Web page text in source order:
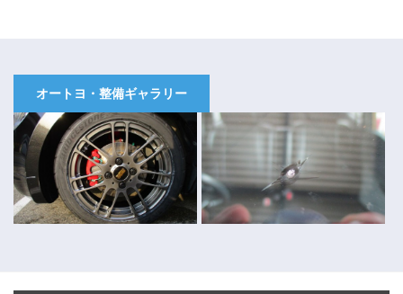
オートヨ・整備ギャラリー